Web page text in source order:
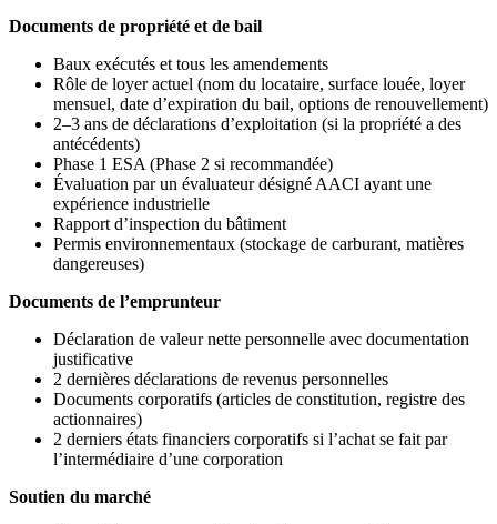
Documents de propriété et de bail
Baux exécutés et tous les amendements
Rôle de loyer actuel (nom du locataire, surface louée, loyer
mensuel, date d’expiration du bail, options de renouvellement)
2–3 ans de déclarations d’exploitation (si la propriété a des
antécédents)
Phase 1 ESA (Phase 2 si recommandée)
Évaluation par un évaluateur désigné AACI ayant une
expérience industrielle
Rapport d’inspection du bâtiment
Permis environnementaux (stockage de carburant, matières
dangereuses)
Documents de l’emprunteur
Déclaration de valeur nette personnelle avec documentation
justificative
2 dernières déclarations de revenus personnelles
Documents corporatifs (articles de constitution, registre des
actionnaires)
2 derniers états financiers corporatifs si l’achat se fait par
l’intermédiaire d’une corporation
Soutien du marché